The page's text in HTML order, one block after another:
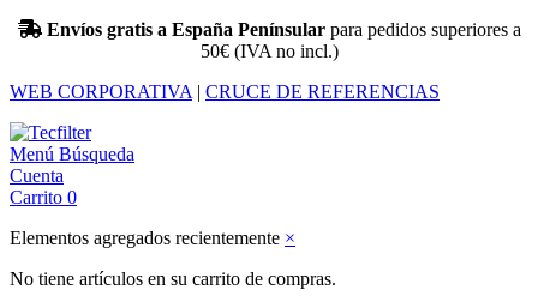
Envíos gratis a España Penínsularpara pedidos superiores a
50€ (IVA no incl.)
WEB CORPORATIVA | CRUCE DE REFERENCIAS
Menú Búsqueda
Cuenta
Carrito 0
Elementos agregados recientemente ×
No tiene artículos en su carrito de compras.